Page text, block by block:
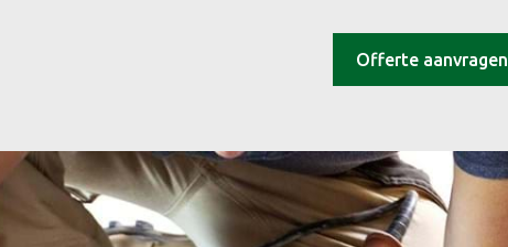
Offerte aanvragen